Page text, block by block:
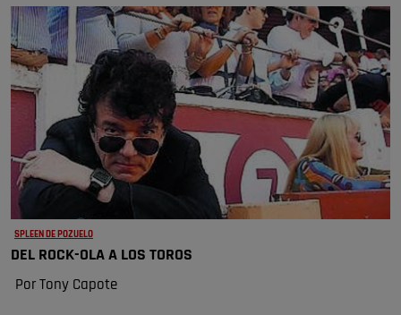
SPLEEN DE POZUELO
DEL ROCK-OLA A LOS TOROS
Por Tony Capote